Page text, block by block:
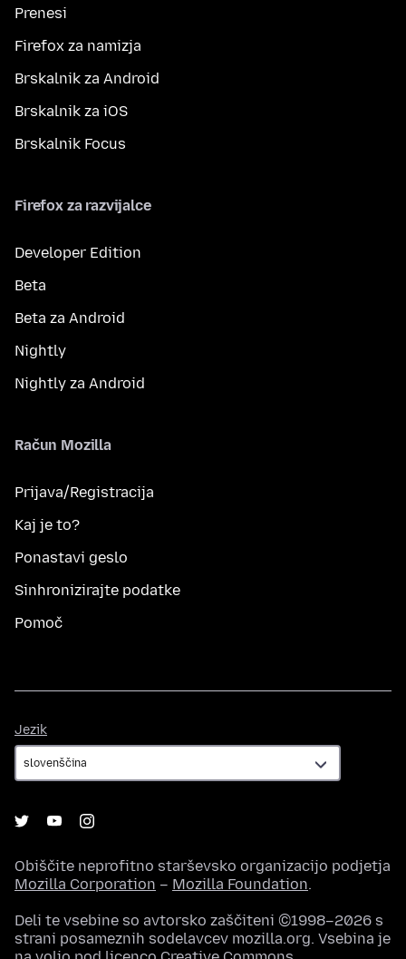
Prenesi
Firefox za namizja
Brskalnik za Android
Brskalnik za iOS
Brskalnik Focus
Firefox za razvijalce
Developer Edition
Beta
Beta za Android
Nightly
Nightly za Android
Račun Mozilla
Prijava/Registracija
Kaj je to?
Ponastavi geslo
Sinhronizirajte podatke
Pomoč
Jezik
Obiščite neprofitno starševsko organizacijo podjetja
Mozilla Corporation – Mozilla Foundation.
Deli te vsebine so avtorsko zaščiteni ©1998–2026 s
strani posameznih sodelavcev mozilla.org. Vsebina je